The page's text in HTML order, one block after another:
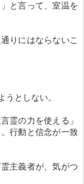
と言って、室温を
りにはならないこ
としない。
霊の力を使える」
行動と信念が一致
主義者が、気がつ